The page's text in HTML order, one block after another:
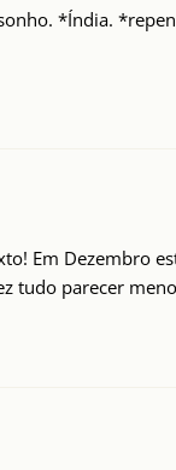
*Índia.
Em Dezembro
tudo parecer